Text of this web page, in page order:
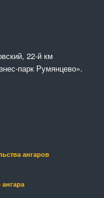
22-й км
парк Румянцево».
ангаров